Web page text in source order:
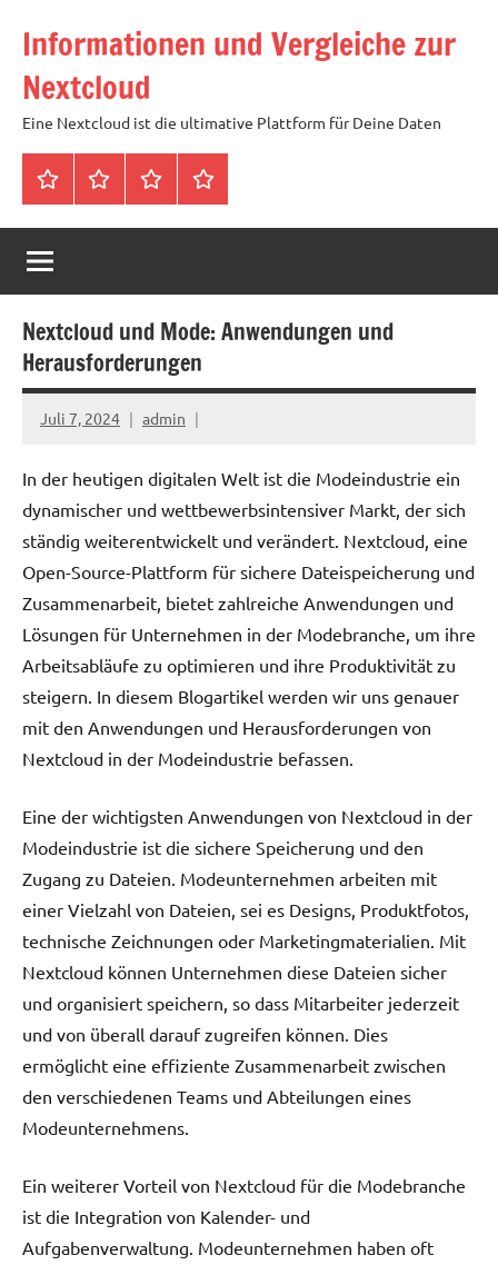
Inhalt
springen
Informationen und Vergleiche zur
Nextcloud
Eine Nextcloud ist die ultimative Plattform für Deine Daten
StartseiteNeuste
Artikel
Cloud
mit
Speicher
4,99
Euro
mtl
Tags
Nextcloud und Mode: Anwendungen und
Herausforderungen
Juli 7, 2024 admin
In der heutigen digitalen Welt ist die Modeindustrie ein
dynamischer und wettbewerbsintensiver Markt, der sich
ständig weiterentwickelt und verändert. Nextcloud, eine
Open-Source-Plattform für sichere Dateispeicherung und
Zusammenarbeit, bietet zahlreiche Anwendungen und
Lösungen für Unternehmen in der Modebranche, um ihre
Arbeitsabläufe zu optimieren und ihre Produktivität zu
steigern. In diesem Blogartikel werden wir uns genauer
mit den Anwendungen und Herausforderungen von
Nextcloud in der Modeindustrie befassen.
Eine der wichtigsten Anwendungen von Nextcloud in der
Modeindustrie ist die sichere Speicherung und den
Zugang zu Dateien. Modeunternehmen arbeiten mit
einer Vielzahl von Dateien, sei es Designs, Produktfotos,
technische Zeichnungen oder Marketingmaterialien. Mit
Nextcloud können Unternehmen diese Dateien sicher
und organisiert speichern, so dass Mitarbeiter jederzeit
und von überall darauf zugreifen können. Dies
ermöglicht eine effiziente Zusammenarbeit zwischen
den verschiedenen Teams und Abteilungen eines
Modeunternehmens.
Ein weiterer Vorteil von Nextcloud für die Modebranche
ist die Integration von Kalender- und
Aufgabenverwaltung. Modeunternehmen haben oft